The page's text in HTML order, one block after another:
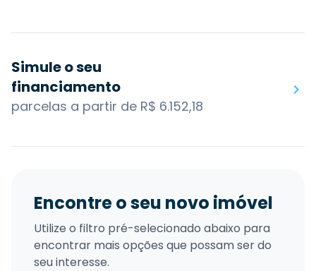
Simule o seu
financiamento
parcelas a partir de R$ 6.152,18
Encontre o seu novo imóvel
Utilize o filtro pré-selecionado abaixo para
encontrar mais opções que possam ser do
seu interesse.